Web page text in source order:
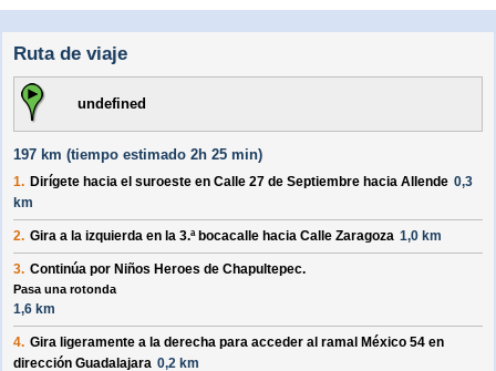
Ruta de viaje
undefined
197 km (tiempo estimado 2h 25 min)
1. Dirígete hacia el suroeste en Calle 27 de Septiembre hacia Allende 0,3
km
2. Gira a la izquierda en la 3.ª bocacalle hacia Calle Zaragoza 1,0 km
3. Continúa por Niños Heroes de Chapultepec.
Pasa una rotonda
1,6 km
4. Gira ligeramente a la derecha para acceder al ramal México 54 en
dirección Guadalajara 0,2 km